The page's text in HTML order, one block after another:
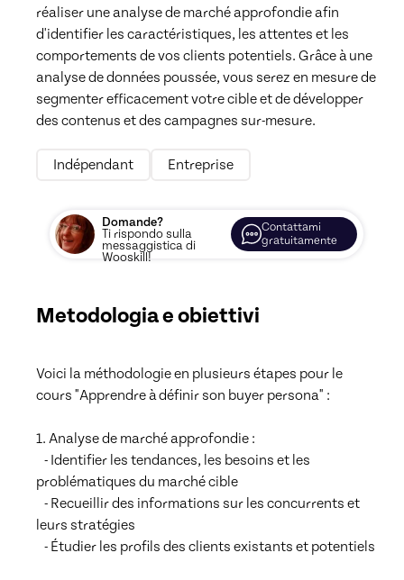
réaliser une analyse de marché approfondie afin
d'identifier les caractéristiques, les attentes et les
comportements de vos clients potentiels. Grâce à une
analyse de données poussée, vous serez en mesure de
segmenter efficacement votre cible et de développer
des contenus et des campagnes sur-mesure.
Indépendant Entreprise
Domande?
Ti rispondo sulla
messaggistica di
Wooskill!
Contattami
gratuitamente
Metodologia e obiettivi
Voici la méthodologie en plusieurs étapes pour le
cours "Apprendre à définir son buyer persona" :
1. Analyse de marché approfondie :
problématiques du marché cible
leurs stratégies